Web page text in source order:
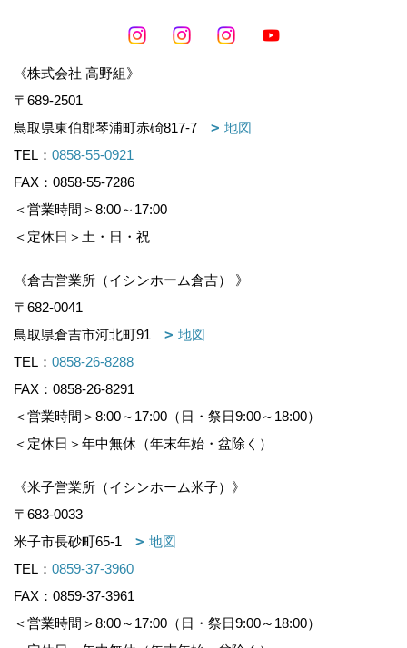
《株式会社 高野組》
〒689-2501
鳥取県東伯郡琴浦町赤碕817-7
地図
TEL： 0858-55-0921
FAX：0858-55-7286
＜営業時間＞8:00～17:00
＜定休日＞土・日・祝
《倉吉営業所（イシンホーム倉吉） 》
〒682-0041
鳥取県倉吉市河北町91
地図
TEL： 0858-26-8288
FAX：0858-26-8291
＜営業時間＞8:00～17:00（日・祭日9:00～18:00）
＜定休日＞年中無休（年末年始・盆除く）
《米子営業所（イシンホーム米子）》
〒683-0033
米子市長砂町65-1
地図
TEL： 0859-37-3960
FAX：0859-37-3961
＜営業時間＞8:00～17:00（日・祭日9:00～18:00）